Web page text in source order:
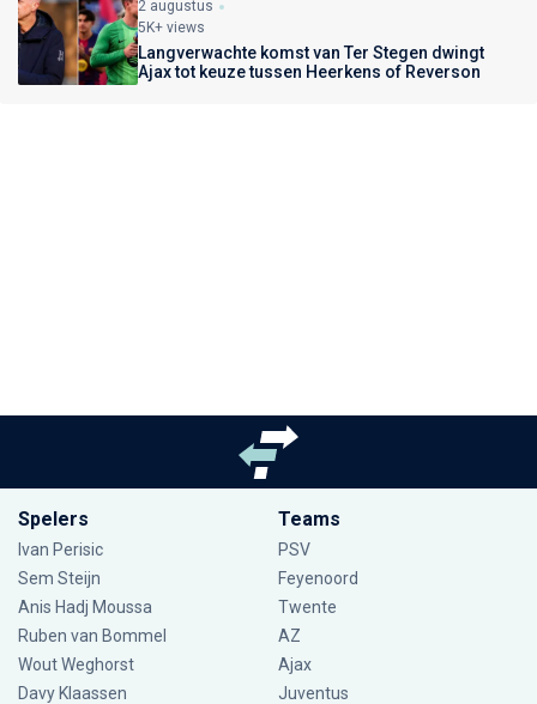
2 augustus
5K+ views
Langverwachte komst van Ter Stegen dwingt
Ajax tot keuze tussen Heerkens of Reverson
Spelers
Ivan Perisic
Sem Steijn
Anis Hadj Moussa
Ruben van Bommel
Wout Weghorst
Davy Klaassen
Teams
PSV
Feyenoord
Twente
AZ
Ajax
Juventus